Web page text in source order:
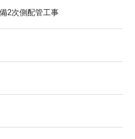
2次側配管工事